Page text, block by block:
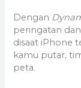
Dengan
peringatan
disaat iPhone
kamu putar,
peta.